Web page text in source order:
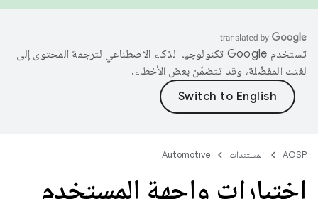
تستخدم Google تكنولوجيا الذكاء الاصطناعي لترجمة المحتوى إلى
لغتك المفضّلة، وقد تتضمّن بعض الأخطاء.
AOSP المستندات Automotive
اختبارات واجهة المستخدم